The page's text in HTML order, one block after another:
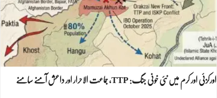
اورکزئی اور کرم میں نئی خونی جنگ: TTP، جماعت الاحرار اور داعش آمنے سامنے